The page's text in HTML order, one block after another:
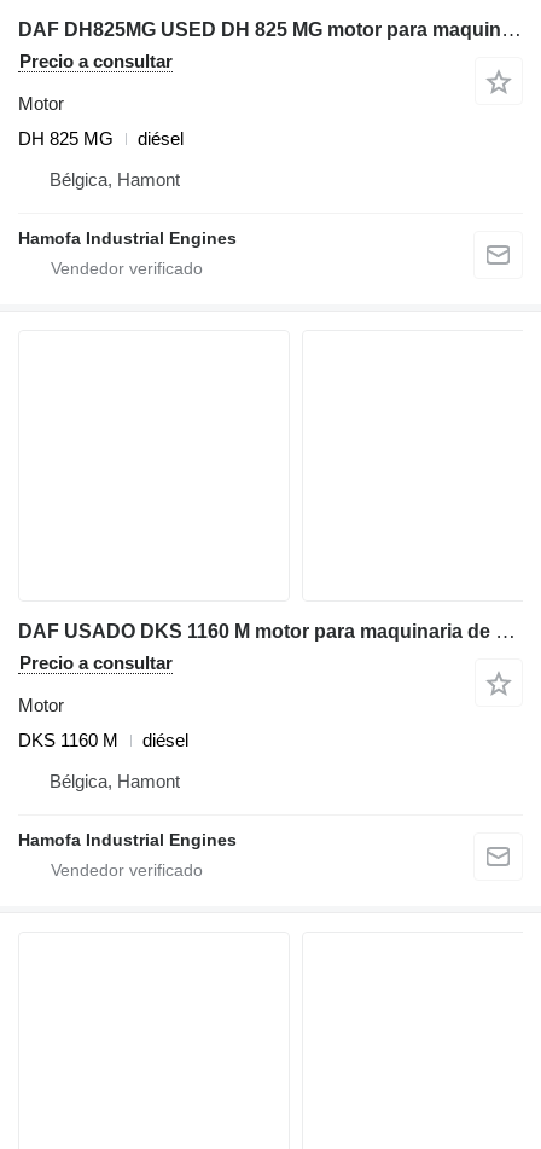
DAF DH825MG USED DH 825 MG motor para maquinaria de construcción
Precio a consultar
Motor
DH 825 MG
diésel
Bélgica, Hamont
Hamofa Industrial Engines
DAF USADO DKS 1160 M motor para maquinaria de construcción
Precio a consultar
Motor
DKS 1160 M
diésel
Bélgica, Hamont
Hamofa Industrial Engines